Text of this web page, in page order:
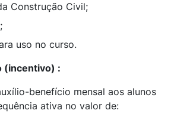
Construção Civil;
uso no curso.
(incentivo) :
benefício mensal aos alunos
ativa no valor de: